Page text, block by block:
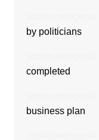
by politicians
completed
business plan